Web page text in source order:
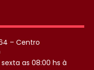
– Centro
as 08:00 hs à